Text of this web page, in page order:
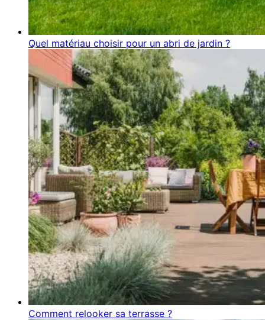
Quel matériau choisir pour un abri de jardin ?
Comment relooker sa terrasse ?